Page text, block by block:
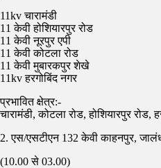
11kv चारामंडी
11 केवी होशियारपुर रोड
11 केवी नूरपुर एपी
11 केवी कोटला रोड
11 केवी मुबारकपुर शेखे
11kv हरगोबिंद नगर
प्रभावित क्षेत्र:-
चारामंडी, कोटला रोड, होशियारपुर
2. एस/एसटीएन 132 केवी काहनपुर,
(10.00 से 03.00)